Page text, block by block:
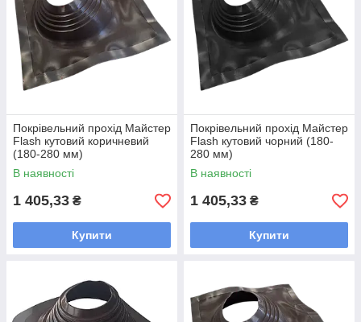
Покрівельний прохід Майстер
Flash кутовий коричневий
(180-280 мм)
В наявності
1 405,33 ₴
Купити
Покрівельний прохід Майстер
Flash кутовий чорний (180-
280 мм)
В наявності
1 405,33 ₴
Купити